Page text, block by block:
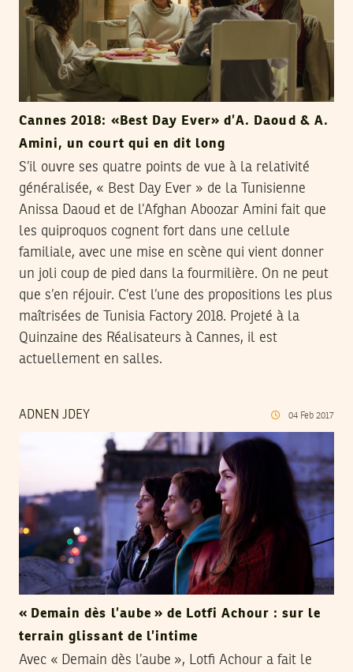
Cannes 2018: «Best Day Ever» d’A. Daoud & A.
Amini, un court qui en dit long
S’il ouvre ses quatre points de vue à la relativité
généralisée, « Best Day Ever » de la Tunisienne
Anissa Daoud et de l’Afghan Aboozar Amini fait que
les quiproquos cognent fort dans une cellule
familiale, avec une mise en scène qui vient donner
un joli coup de pied dans la fourmilière. On ne peut
que s’en réjouir. C’est l’une des propositions les plus
maîtrisées de Tunisia Factory 2018. Projeté à la
Quinzaine des Réalisateurs à Cannes, il est
actuellement en salles.
ADNEN JDEY 04 Feb 2017
« Demain dès l’aube » de Lotfi Achour : sur le
terrain glissant de l’intime
Avec « Demain dès l’aube », Lotfi Achour a fait le